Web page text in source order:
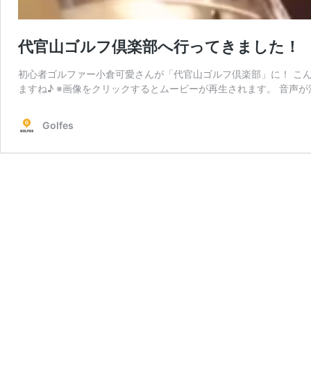
代官山ゴルフ倶楽部へ行ってきました！
初心者ゴルファー小倉可愛さんが「代官山ゴルフ倶楽部」に！
ますね♪ ※画像をクリックするとムービーが再生されます。 音声
Golfes